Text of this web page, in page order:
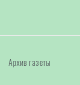
Архив газеты